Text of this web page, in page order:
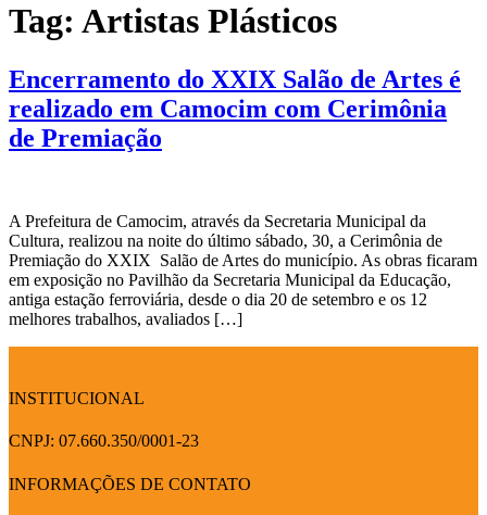
Tag: Artistas Plásticos
Encerramento do XXIX Salão de Artes é
realizado em Camocim com Cerimônia
de Premiação
A Prefeitura de Camocim, através da Secretaria Municipal da
Cultura, realizou na noite do último sábado, 30, a Cerimônia de
Premiação do XXIX Salão de Artes do município. As obras ficaram
em exposição no Pavilhão da Secretaria Municipal da Educação,
antiga estação ferroviária, desde o dia 20 de setembro e os 12
melhores trabalhos, avaliados […]
INSTITUCIONAL
CNPJ: 07.660.350/0001-23
INFORMAÇÕES DE CONTATO